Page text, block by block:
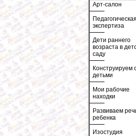
Арт-салон
Педагогическая
экспертиза
Дети раннего
возраста в
саду
Конструируем
детьми
Мои рабочие
находки
Развиваем
ребенка
Изостудия